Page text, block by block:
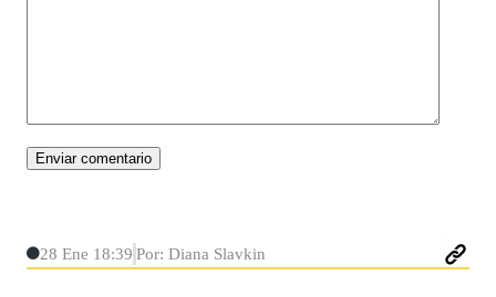
28 Ene 18:39 Por: Diana Slavkin